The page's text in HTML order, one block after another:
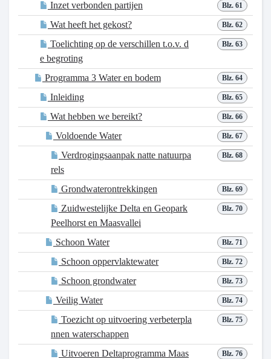
Blz. 61
Inzet verbonden partijen
Blz. 62
Wat heeft het gekost?
Blz. 63
Toelichting op de verschillen t.o.v. d
e begroting
Blz. 64
Programma 3 Water en bodem
Blz. 65
Inleiding
Blz. 66
Wat hebben we bereikt?
Blz. 67
Voldoende Water
Blz. 68
Verdrogingsaanpak natte natuurpa
rels
Blz. 69
Grondwaterontrekkingen
Blz. 70
Zuidwestelijke Delta en Geopark
Peelhorst en Maasvallei
Blz. 71
Schoon Water
Blz. 72
Schoon oppervlaktewater
Blz. 73
Schoon grondwater
Blz. 74
Veilig Water
Blz. 75
Toezicht op uitvoering verbeterpla
nnen waterschappen
Blz. 76
Uitvoeren Deltaprogramma Maas